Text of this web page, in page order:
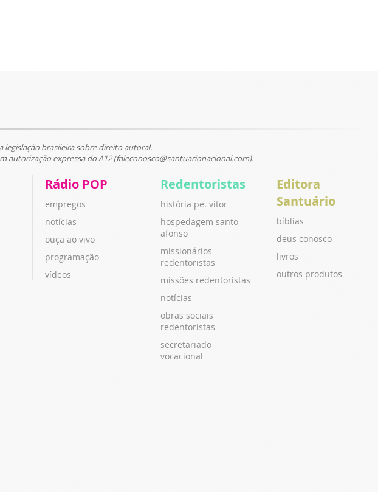
legislação brasileira sobre direito autoral.
expressa do A12 (faleconosco@santuarionacional.com).
Rádio POP
empregos
notícias
ouça ao vivo
programação
vídeos
Redentoristas
história pe. vitor
hospedagem santo
afonso
missionários
redentoristas
missões redentoristas
notícias
obras sociais
redentoristas
secretariado
vocacional
Editora
Santuário
bíblias
deus conosco
livros
outros produtos